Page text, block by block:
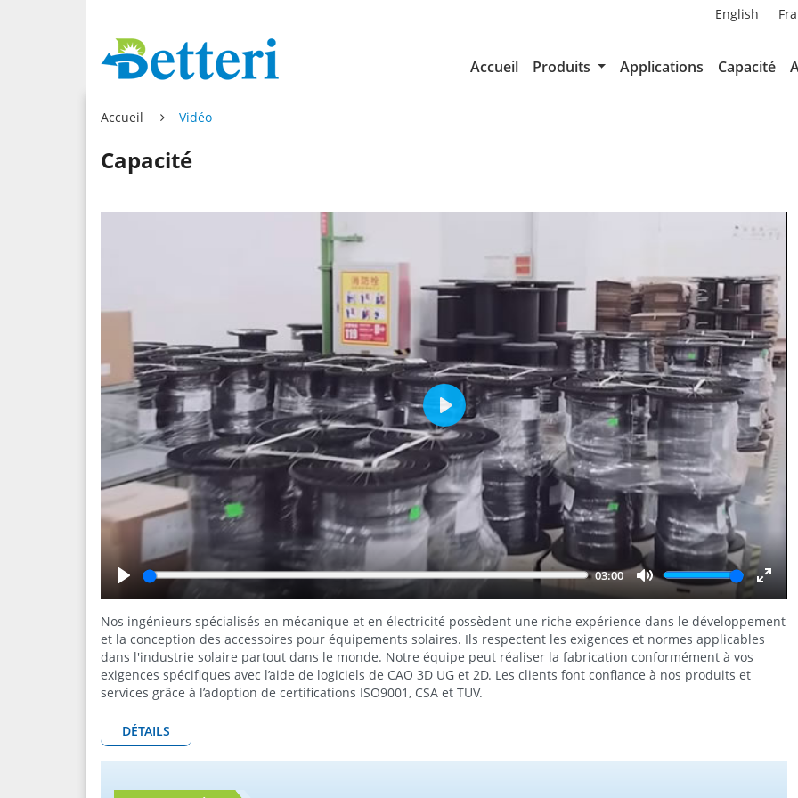
English
Accueil Produits Applications Capacité
Accueil Vidéo
Capacité
03:00
Mute
Play
Nos ingénieurs spécialisés en mécanique et en électricité possèdent une riche expérience dans le développement
et la conception des accessoires pour équipements solaires. Ils respectent les exigences et normes applicables
dans l'industrie solaire partout dans le monde. Notre équipe peut réaliser la fabrication conformément à vos
exigences spécifiques avec l’aide de logiciels de CAO 3D UG et 2D. Les clients font confiance à nos produits et
services grâce à l’adoption de certifications ISO9001, CSA et TUV.
DÉTAILS